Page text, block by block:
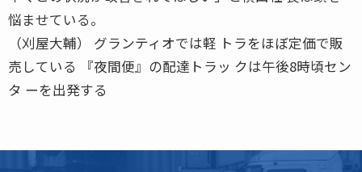
悩ませている。
（刈屋大輔） グランティオでは軽 トラをほぼ定価で販
売している 『夜間便』の配達トラッ クは午後8時頃セン
タ ーを出発する